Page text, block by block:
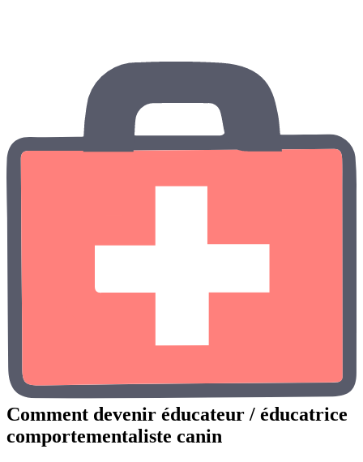
Comment devenir éducateur / éducatrice
comportementaliste canin